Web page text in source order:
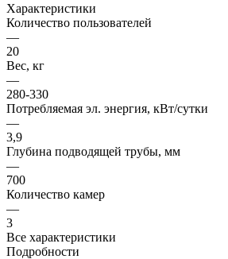
Характеристики
Количество пользователей
—
20
Вес, кг
—
280-330
Потребляемая эл. энергия, кВт/сутки
—
3,9
Глубина подводящей трубы, мм
—
700
Количество камер
—
3
Все характеристики
Подробности